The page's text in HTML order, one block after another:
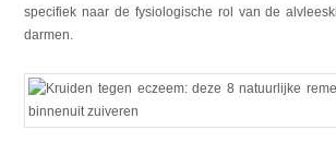
specifiek naar de fysiologische rol van de
darmen.